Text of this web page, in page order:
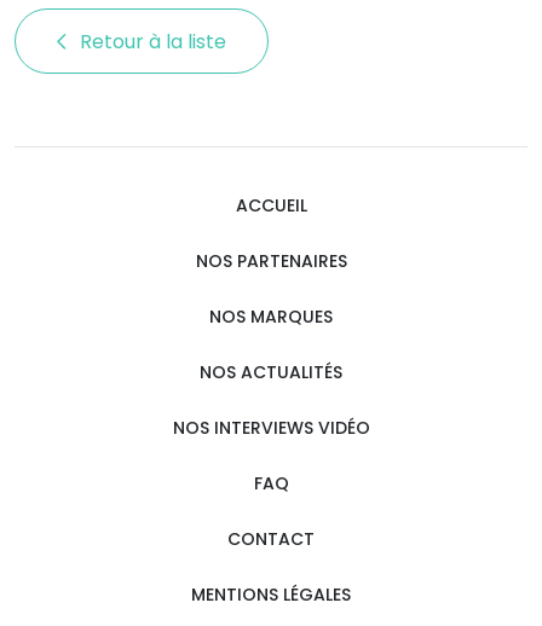
Retour à la liste
ACCUEIL
NOS PARTENAIRES
NOS MARQUES
NOS ACTUALITÉS
NOS INTERVIEWS VIDÉO
FAQ
CONTACT
MENTIONS LÉGALES